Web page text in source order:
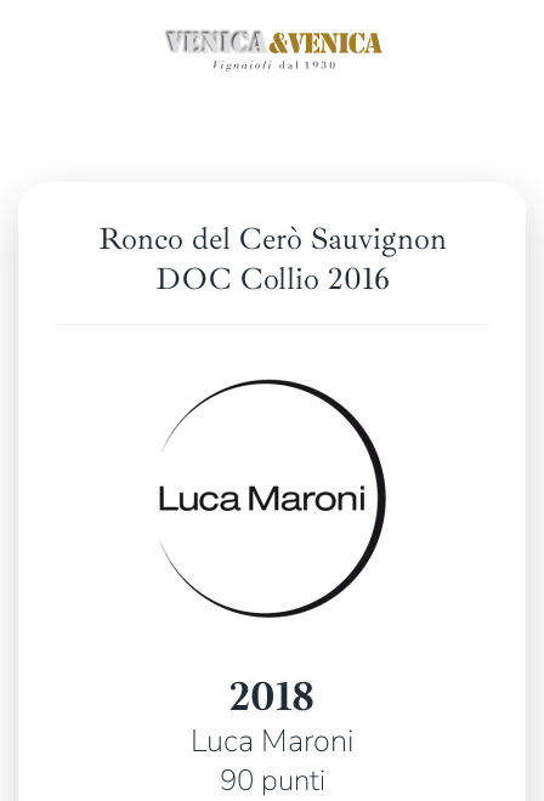
Ronco del Cerò Sauvignon
DOC Collio 2016
2018
Luca Maroni
90 punti